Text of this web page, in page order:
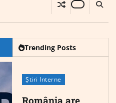
Trending Posts
Știri Interne
România are